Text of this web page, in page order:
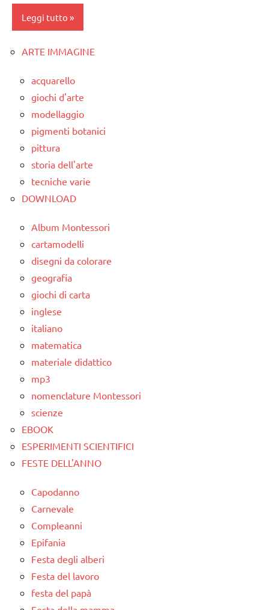
TUTTI GLI
ARTICOLI
ARGOMENTI
PER ETA'
TUTTI GLI
Leggi tutto
acquarello
ambienti
naturali
ARTE
IMMAGINE
arte
Waldorf
classe
3a
classe
5a
GEOGRAFIA
GUIDA
DIDATTICA
WALDORF
TUTTI GLI
ARGOMENTI
TUTTI GLI
ARTICOLI
ARTE IMMAGINE
acquarello
giochi d'arte
modellaggio
pigmenti botanici
pittura
storia dell'arte
tecniche varie
DOWNLOAD
Album Montessori
cartamodelli
disegni da colorare
geografia
giochi di carta
inglese
italiano
matematica
materiale didattico
mp3
nomenclature Montessori
scienze
EBOOK
ESPERIMENTI SCIENTIFICI
FESTE DELL'ANNO
Capodanno
Carnevale
Compleanni
Epifania
Festa degli alberi
Festa del lavoro
festa del papà